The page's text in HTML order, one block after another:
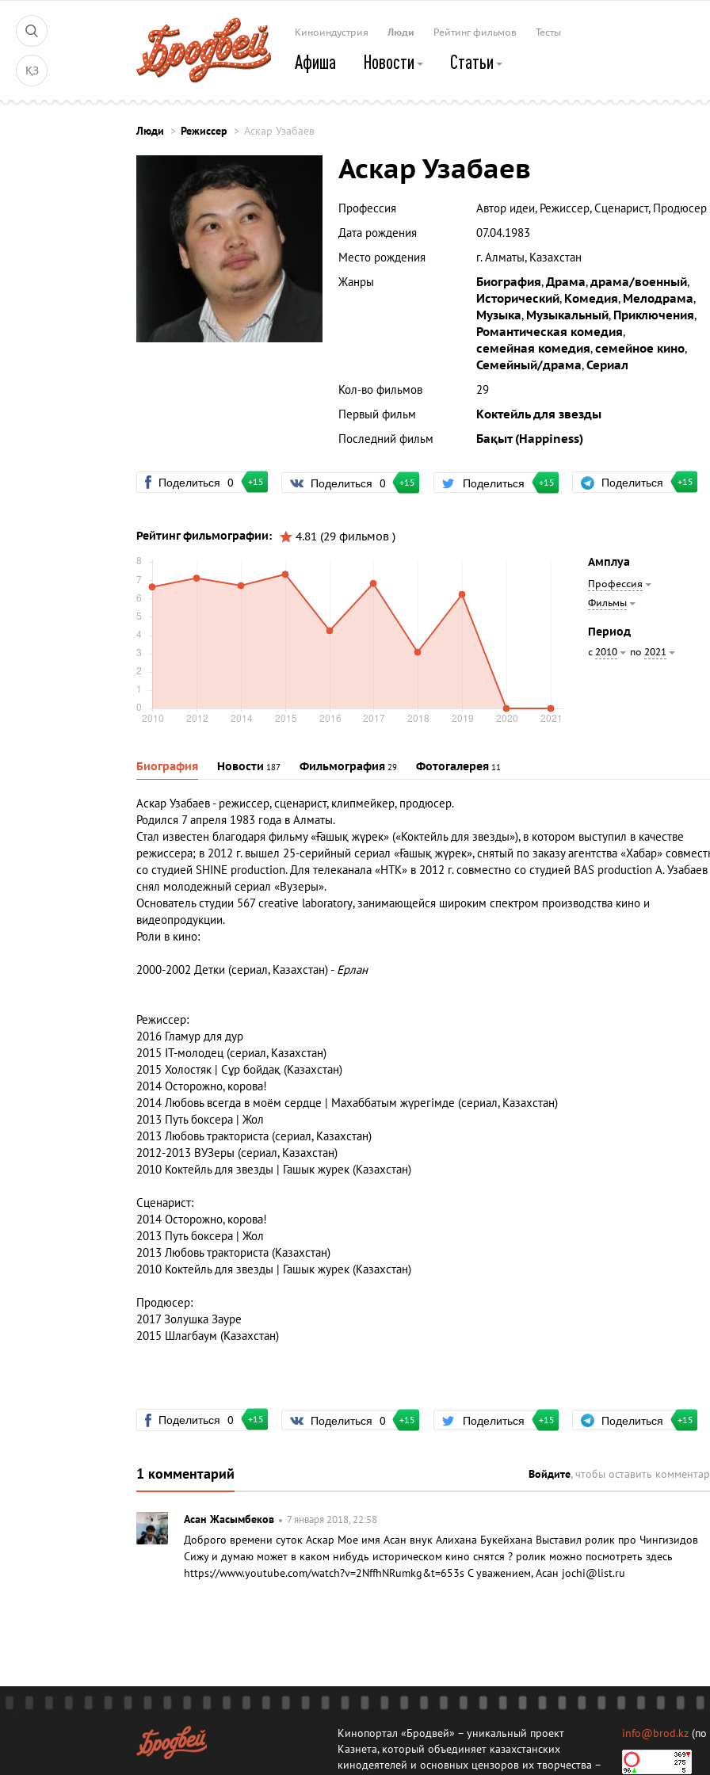
ҚЗ
Киноиндустрия Люди Рейтинг фильмов Тесты
Афиша Новости Статьи
Люди Режиссер Аскар Узабаев
Аскар Узабаев
Профессия
Автор идеи, Режиссер, Сценарист, Продюсер
Дата рождения
07.04.1983
Место рождения
г. Алматы, Казахстан
Жанры
Биография,Драма,драма/военный,
Исторический, Комедия, Мелодрама,
Музыка, Музыкальный, Приключения,
Романтическая комедия,
семейная комедия,семейное кино,
Семейный/драма,Сериал
Кол-во фильмов
29
Первый фильм
Коктейль для звезды
Последний фильм
Бақыт (Happiness)
Поделиться 0 +15 Поделиться 0 +15 Поделиться +15 Поделиться +15
Рейтинг фильмографии:
4.81 (29 фильмов )
Амплуа
Профессия
Фильмы
Период
с 2010 по 2021
Биография Новости 187 Фильмография 29 Фотогалерея 11
Аскар Узабаев- режиссер, сценарист, клипмейкер, продюсер.
Родился 7 апреля 1983 года в Алматы.
Стал известен благодаря фильму «Ғашық жүрек» («Коктейль для звезды»), в котором выступил в качестве
режиссера; в 2012 г. вышел 25-серийный сериал «Ғашық жүрек», снятый по заказу агентства «Хабар»
со студией SHINE production. Для телеканала «НТК» в 2012 г. совместно со студией BAS production А. Узабаев
снял молодежный сериал «Вузеры».
Основатель студии 567 creative laboratory, занимающейся широким спектром производства кино и
видеопродукции.
Роли в кино:
2000-2002 Детки (сериал, Казахстан) - Ерлан
Режиссер:
2016 Гламур для дур
2015 IT-молодец (сериал, Казахстан)
2015 Холостяк | Сұр бойдақ (Казахстан)
2014 Осторожно, корова!
2014 Любовь всегда в моём сердце | Махаббатым жүрегімде (сериал, Казахстан)
2013 Путь боксера | Жол
2013 Любовь тракториста (сериал, Казахстан)
2012-2013 ВУЗеры (сериал, Казахстан)
2010 Коктейль для звезды | Гашык журек (Казахстан)
Сценарист:
2014 Осторожно, корова!
2013 Путь боксера | Жол
2013 Любовь тракториста (Казахстан)
2010 Коктейль для звезды | Гашык журек (Казахстан)
Продюсер:
2017 Золушка Зауре
2015 Шлагбаум (Казахстан)
Поделиться 0 +15 Поделиться 0 +15 Поделиться +15 Поделиться +15
1 комментарий Войдите, чтобы оставить
Асан Жасымбеков 7 января 2018, 22:58
Доброго времени суток Аскар Мое имя Асан внук Алихана Букейхана Выставил ролик про Чингизидов
Сижу и думаю может в каком нибудь историческом кино снятся ? ролик можно посмотреть здесь
https://www.youtube.com/watch?v=2NffhNRumkg&t=653s С уважением, Асан jochi@list.ru
Кинопортал «Бродвей» – уникальный проект
Казнета, который объединяет казахстанских
кинодеятелей и основных цензоров их творчества –
info@brod.kz (по